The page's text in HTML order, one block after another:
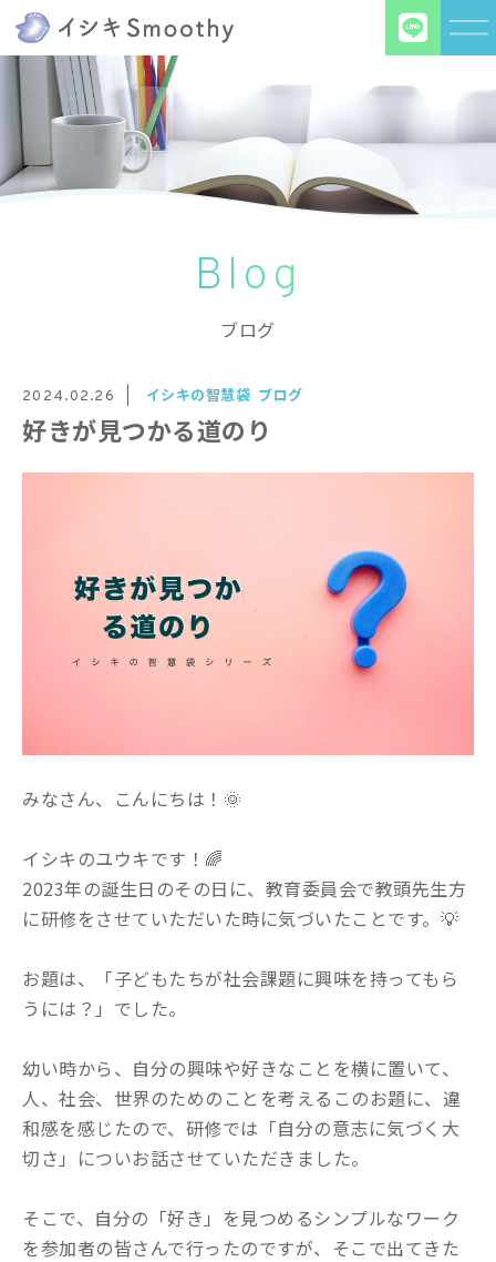
Blog
ブログ
2024.02.26 イシキの智慧袋 ブログ
好きが見つかる道のり
みなさん、こんにちは！🌞
イシキのユウキです！🌈
2023年の誕生日のその日に、教育委員会で教頭先生方
に研修をさせていただいた時に気づいたことです。💡
お題は、「子どもたちが社会課題に興味を持ってもら
うには？」でした。
幼い時から、自分の興味や好きなことを横に置いて、
人、社会、世界のためのことを考えるこのお題に、違
和感を感じたので、研修では「自分の意志に気づく大
切さ」についお話させていただきました。
そこで、自分の「好き」を見つめるシンプルなワーク
を参加者の皆さんで行ったのですが、そこで出てきた